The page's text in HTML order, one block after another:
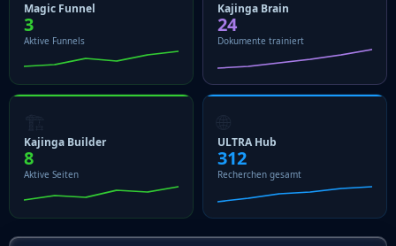
Magic Funnel
3
Aktive Funnels
Kajinga Brain
24
Dokumente trainiert
Kajinga Builder
8
Aktive Seiten
ULTRA Hub
312
Recherchen gesamt